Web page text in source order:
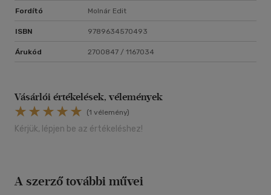
Fordító Molnár Edit
ISBN 9789634570493
Árukód 2700847 / 1167034
Vásárlói értékelések, vélemények
(1 vélemény)
Kérjük, lépjen be az értékeléshez!
A szerző további művei